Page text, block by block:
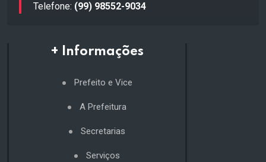
Telefone: (99) 98552-9034
+ Informações
Prefeito e Vice
A Prefeitura
Secretarias
Serviços